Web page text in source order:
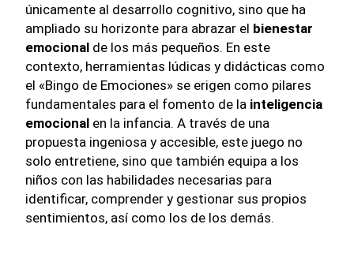
únicamente al desarrollo cognitivo, sino que ha
ampliado su horizonte para abrazar el bienestar
emocional de los más pequeños. En este
contexto, herramientas lúdicas y didácticas como
el «Bingo de Emociones» se erigen como pilares
fundamentales para el fomento de la inteligencia
emocional en la infancia. A través de una
propuesta ingeniosa y accesible, este juego no
solo entretiene, sino que también equipa a los
niños con las habilidades necesarias para
identificar, comprender y gestionar sus propios
sentimientos, así como los de los demás.